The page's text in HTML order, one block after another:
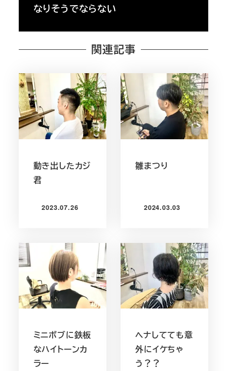
なりそうでならない
関連記事
動き出したカジ
君
投稿日
2023.07.26
雛まつり
投稿日
2024.03.03
ミニボブに鉄板
なハイトーンカ
ラー
ヘナしてても意
外にイケちゃ
う？？